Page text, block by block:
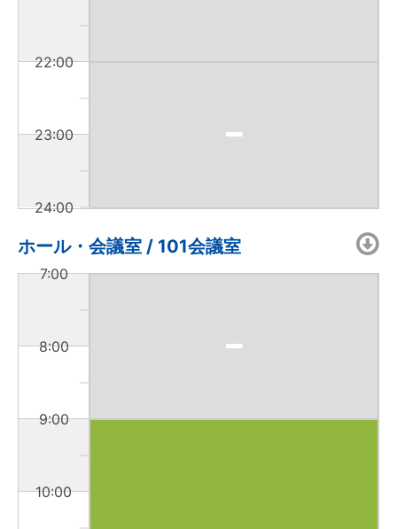
22:00
23:00
24:00
ホール・会議室 / 101会議室
7:00
8:00
9:00
10:00